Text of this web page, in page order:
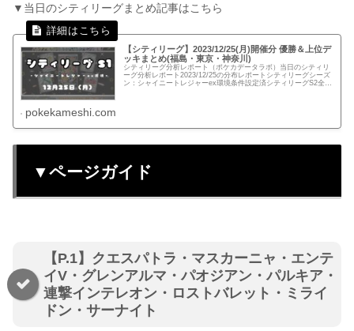
▼当日のシティリーグまとめ記事はこちら
【シティリーグ】2023/12/25(月)開催分 優勝＆上位デ
ッキまとめ(福島・東京・神奈川)
シティリーグ分析レポート（ポケカデータラボ）当日のシティリ
ーグ分析レポート2023/12/25の分布レポートシティリーグシーズ
ン：シャイニートレジャーex環境条件設定済シティリーグS2全体
pokekameshi.com
▼ページガイド
【P.1】クエスパトラ・マスカーニャ・エンテ
イV・グレンアルマ・パオジアン・パルキア・
連撃インテレオン・ロストバレット・ミライ
ドン・サーナイト